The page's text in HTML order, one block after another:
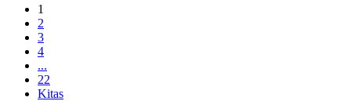
1
2
3
4
...
22
Kitas